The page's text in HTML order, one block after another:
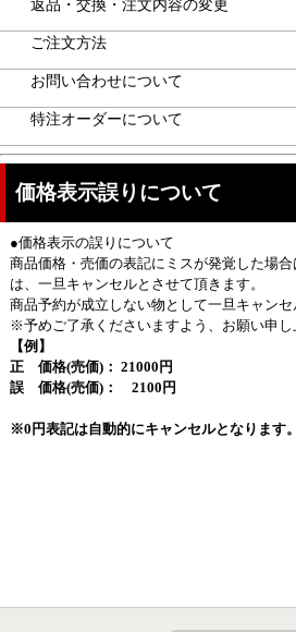
返品・交換・注文内容の変更
ご注文方法
お問い合わせについて
特注オーダーについて
価格表示誤りについて
●価格表示の誤りについて
商品価格・売価の表記にミスが発覚した場
は、一旦キャンセルとさせて頂きます。
商品予約が成立しない物として一旦キャンセ
※予めご了承くださいますよう、お願い申し
【例】
正 価格(売価)： 21000円
誤 価格(売価)： 2100円
※0円表記は自動的にキャンセルとなります。